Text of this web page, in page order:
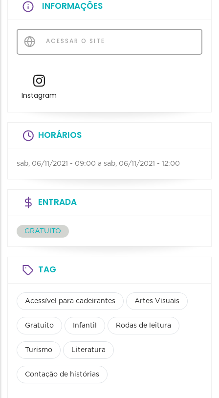
INFORMAÇÕES
ACESSAR O SITE
Instagram
HORÁRIOS
sab, 06/11/2021 - 09:00 a sab, 06/11/2021 - 12:00
ENTRADA
GRATUITO
TAG
Acessível para cadeirantes Artes Visuais
Gratuito Infantil Rodas de leitura
Turismo Literatura
Contação de histórias